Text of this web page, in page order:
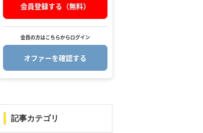
会員登録する（無料）
会員の方はこちらからログイン
オファーを確認する
記事カテゴリ